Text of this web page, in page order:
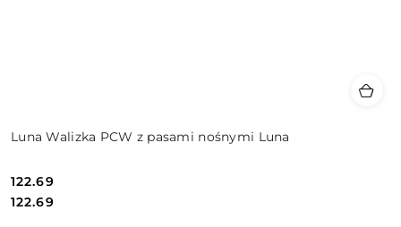
Luna Walizka PCW z pasami nośnymi Luna
Cena:
122.69
Cena:
122.69